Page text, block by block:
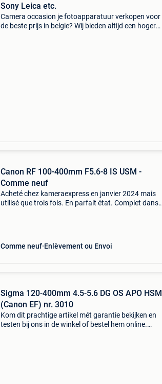
Sony Leica etc.
Camera occasion je fotoapparatuur verkopen voor
de beste prijs in belgie? Wij bieden altijd een hogere
Canon RF 100-400mm F5.6-8 IS USM -
Comme neuf
Acheté chez kameraexpress en janvier 2024 mais
utilisé que trois fois. En parfait état. Complet dans
Comme neuf Enlèvement ou Envoi
Sigma 120-400mm 4.5-5.6 DG OS APO HSM
(Canon EF) nr. 3010
Kom dit prachtige artikel mét garantie bekijken en
testen bij ons in de winkel of bestel hem online.